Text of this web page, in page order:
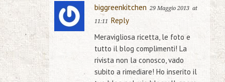
biggreenkitchen 29 Maggio 2013 at
11:11 Reply
Meravigliosa ricetta, le foto e
tutto il blog complimenti! La
rivista non la conosco, vado
subito a rimediare! Ho inserito il